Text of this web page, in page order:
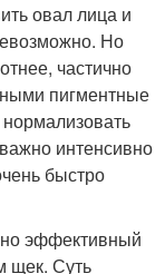
овал лица и
Но
частично
пигментные
интенсивно
быстро
эффективный
щек. Суть